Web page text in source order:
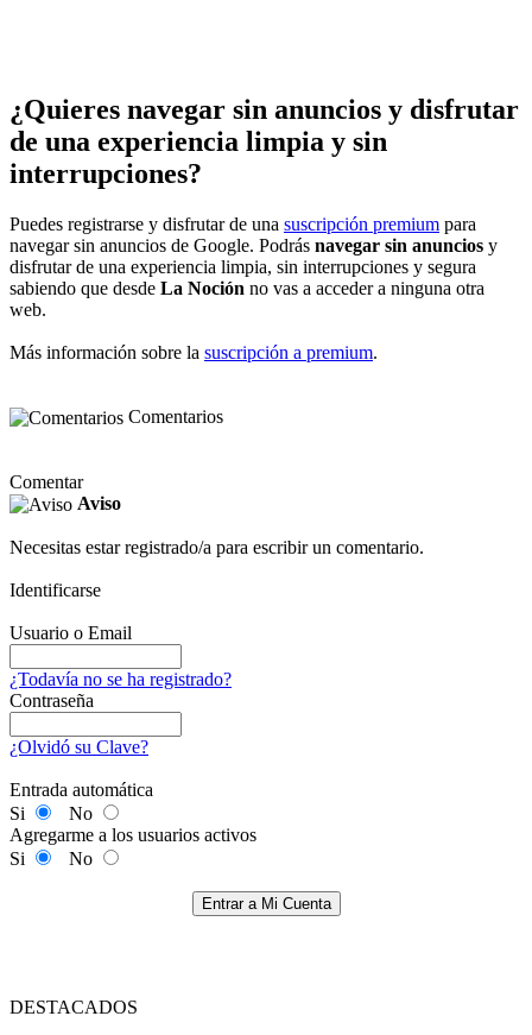
¿Quieres navegar sin anuncios y disfrutar
de una experiencia limpia y sin
interrupciones?
Puedes registrarse y disfrutar de una suscripción premium para
navegar sin anuncios de Google. Podrás navegar sin anuncios y
disfrutar de una experiencia limpia, sin interrupciones y segura
sabiendo que desde La Noción no vas a acceder a ninguna otra
web.
Más información sobre la suscripción a premium.
Comentarios
Comentar
Aviso
Necesitas estar registrado/a para escribir un comentario.
Identificarse
Usuario o Email
¿Todavía no se ha registrado?
Contraseña
¿Olvidó su Clave?
Entrada automática
Si
No
Agregarme a los usuarios activos
Si
No
Entrar a Mi Cuenta
DESTACADOS